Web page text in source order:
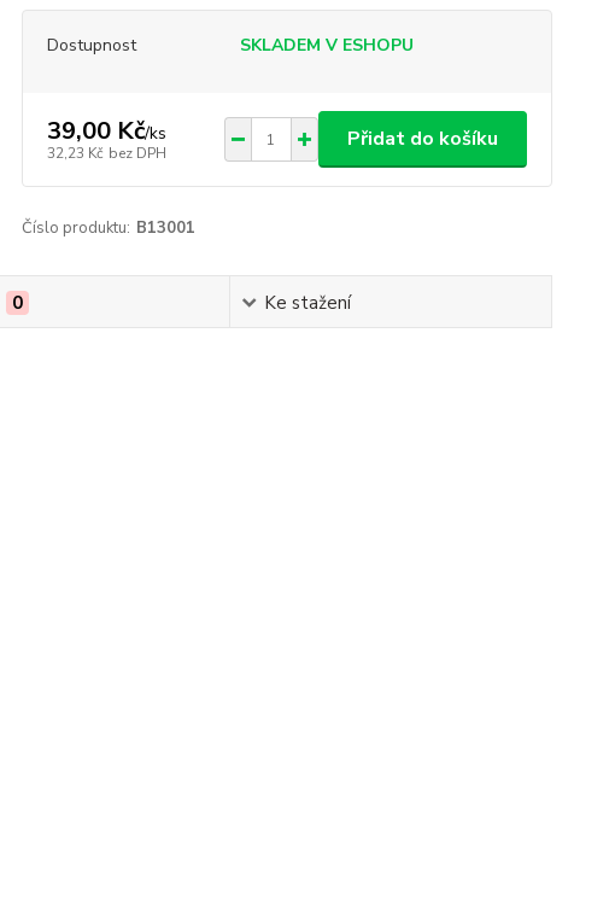
Dostupnost SKLADEM V ESHOPU
39,00 Kč/ks
32,23 Kč bez DPH
Přidat do košíku
Číslo produktu: B13001
0 Ke stažení